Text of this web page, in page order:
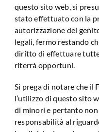
questo sito web, si
stato effettuato con la
autorizzazione dei
legali, fermo restando
diritto di effettuare
riterrà opportuni.
Si prega di notare che
l’utilizzo di questo sito
di minori e pertanto non
responsabilità al